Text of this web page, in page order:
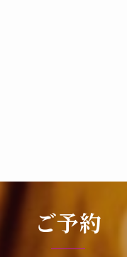
ご予約